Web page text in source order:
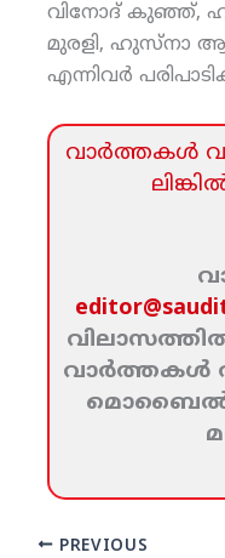
വിനോദ് കുഞ്ഞ്,
മുരളി, ഹുസ്‌നാ
എന്നിവര്‍
വാര്‍ത്തകള്‍
വാര്‍ത്തകള്‍
മൊബൈല്‍
PREVIOUS